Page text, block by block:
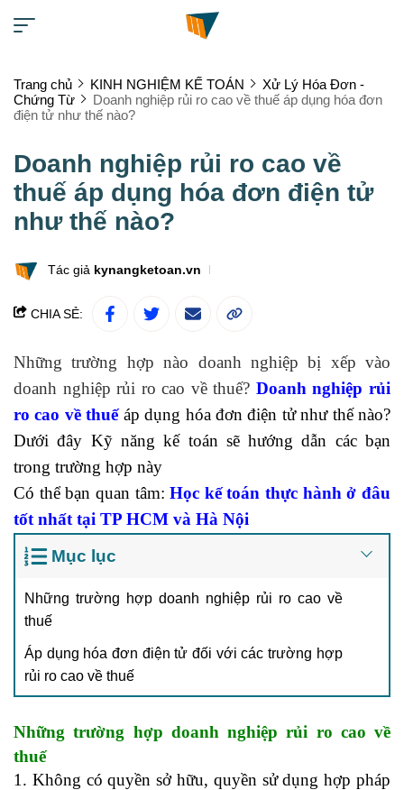
Trang chủ KINH NGHIỆM KẾ TOÁN
Xử Lý Hóa Đơn -
Chứng Từ
Doanh nghiệp rủi ro cao về thuế áp dụng hóa đơn
điện tử như thế nào?
Doanh nghiệp rủi ro cao về
thuế áp dụng hóa đơn điện tử
như thế nào?
Tác giả kynangketoan.vn
CHIA SẺ:
Những trường hợp nào doanh nghiệp bị xếp vào
doanh nghiệp rủi ro cao về thuế? Doanh nghiệp rủi
ro cao về thuế áp dụng hóa đơn điện tử như thế nào?
Dưới đây Kỹ năng kế toán sẽ hướng dẫn các bạn
trong trường hợp này
Có thể bạn quan tâm:Học kế toán thực hành ở đâu
tốt nhất tại TP HCM và Hà Nội
Mục lục
Những trường hợp doanh nghiệp rủi ro cao về
thuế
Áp dụng hóa đơn điện tử đối với các trường hợp
rủi ro cao về thuế
Những trường hợp doanh nghiệp rủi ro cao về
thuế
1. Không có quyền sở hữu, quyền sử dụng hợp pháp